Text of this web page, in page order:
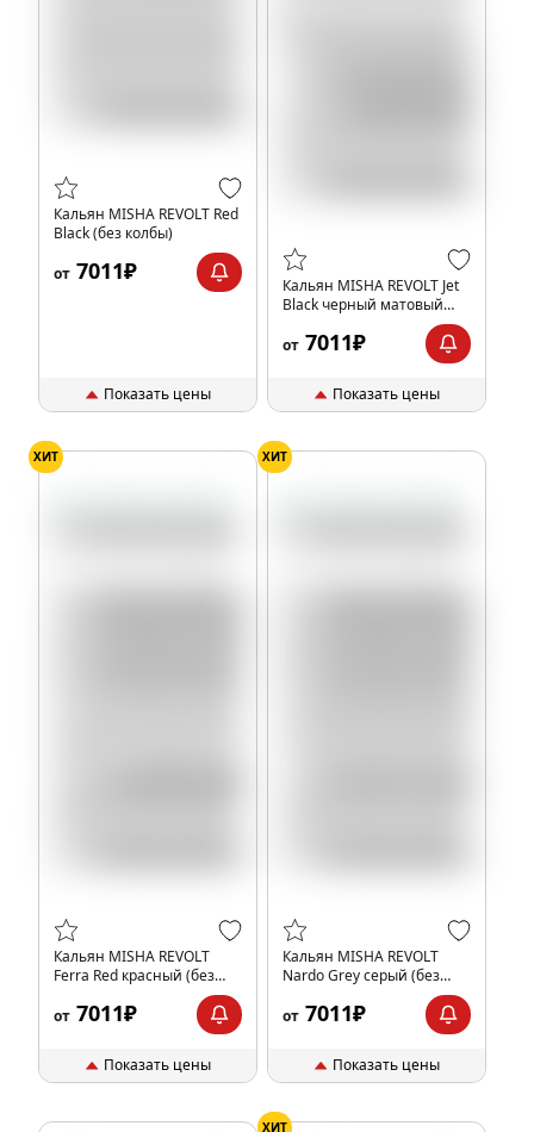
Кальян MISHA REVOLT Red
Black (без колбы)
от 7011₽
Показать цены
Кальян MISHA REVOLT Jet
Black черный матовый
от 7011₽
Показать цены
ХИТ
Кальян MISHA REVOLT
Ferra Red красный (без
от 7011₽
Показать цены
ХИТ
Кальян MISHA REVOLT
Nardo Grey серый (без
от 7011₽
Показать цены
ХИТ